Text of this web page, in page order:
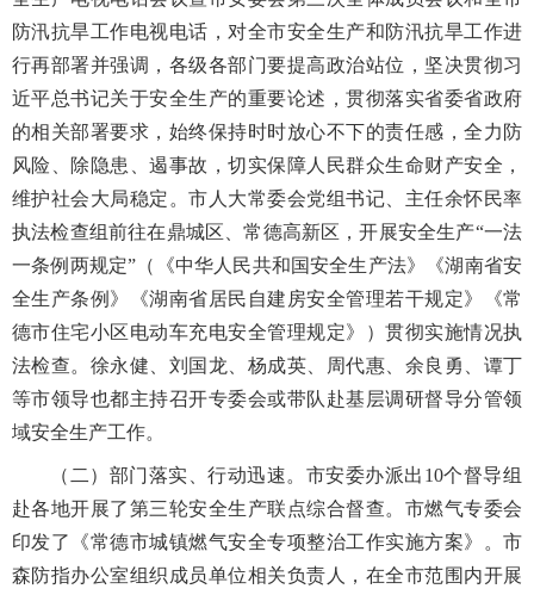
防汛抗旱工作电视电话，对全市安全生产和防汛抗旱工作进
行再部署并强调，各级各部门要提高政治站位，坚决贯彻习
近平总书记关于安全生产的重要论述，贯彻落实省委省政府
的相关部署要求，始终保持时时放心不下的责任感，全力防
风险、除隐患、遏事故，切实保障人民群众生命财产安全，
维护社会大局稳定。市人大常委会党组书记、主任余怀民率
执法检查组前往在鼎城区、常德高新区，开展安全生产“一法
一条例两规定”（《中华人民共和国安全生产法》《湖南省安
全生产条例》《湖南省居民自建房安全管理若干规定》《常
德市住宅小区电动车充电安全管理规定》）贯彻实施情况执
法检查。徐永健、刘国龙、杨成英、周代惠、余良勇、谭丁
等市领导也都主持召开专委会或带队赴基层调研督导分管领
域安全生产工作。
（二）部门落实、行动迅速。市安委办派出10个督导组
赴各地开展了第三轮安全生产联点综合督查。市燃气专委会
印发了《常德市城镇燃气安全专项整治工作实施方案》。市
森防指办公室组织成员单位相关负责人，在全市范围内开展